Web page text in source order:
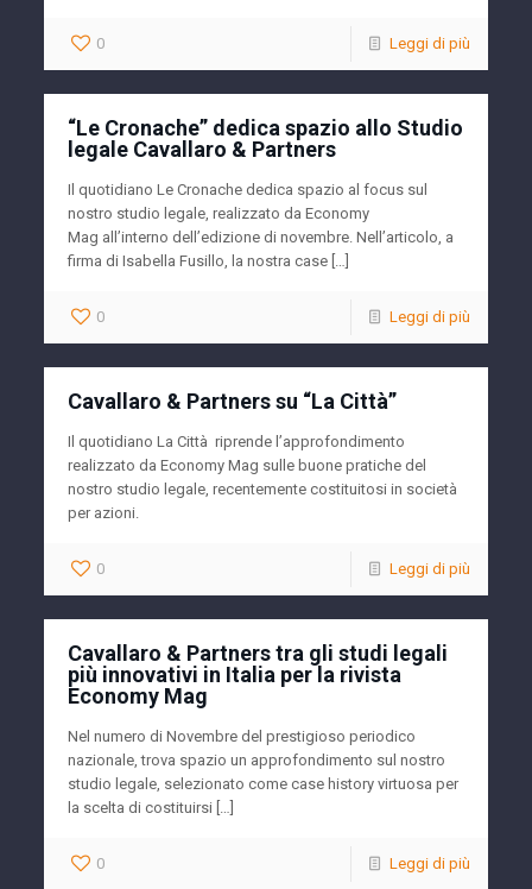
0 Leggi di più
“Le Cronache” dedica spazio allo Studio
legale Cavallaro & Partners
Il quotidiano Le Cronache dedica spazio al focus sul
nostro studio legale, realizzato da Economy
Mag all’interno dell’edizione di novembre. Nell’articolo, a
firma di Isabella Fusillo, la nostra case […]
0 Leggi di più
Cavallaro & Partners su “La Città”
Il quotidiano La Città riprende l’approfondimento
realizzato da Economy Mag sulle buone pratiche del
nostro studio legale, recentemente costituitosi in società
per azioni.
0 Leggi di più
Cavallaro & Partners tra gli studi legali
più innovativi in Italia per la rivista
Economy Mag
Nel numero di Novembre del prestigioso periodico
nazionale, trova spazio un approfondimento sul nostro
studio legale, selezionato come case history virtuosa per
la scelta di costituirsi […]
0 Leggi di più